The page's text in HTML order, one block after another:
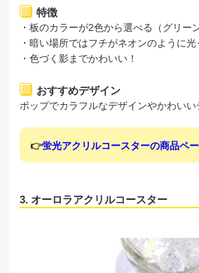
特徴
・板のカラーが2色から選べる（グリー
・暗い場所ではフチがネオンのように光
・色づく影までかわいい！
おすすめデザイン
ポップでカラフルなデザインやかわいい
👉蛍光アクリルコースターの商品ペ
3. オーロラアクリルコースター